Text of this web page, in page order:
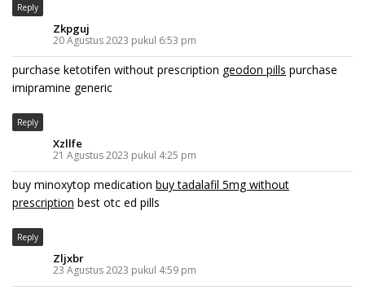
Reply
Zkpguj
20 Agustus 2023 pukul 6:53 pm
purchase ketotifen without prescription geodon pills purchase
imipramine generic
Reply
Xzllfe
21 Agustus 2023 pukul 4:25 pm
buy minoxytop medication buy tadalafil 5mg without
prescription best otc ed pills
Reply
Zljxbr
23 Agustus 2023 pukul 4:59 pm